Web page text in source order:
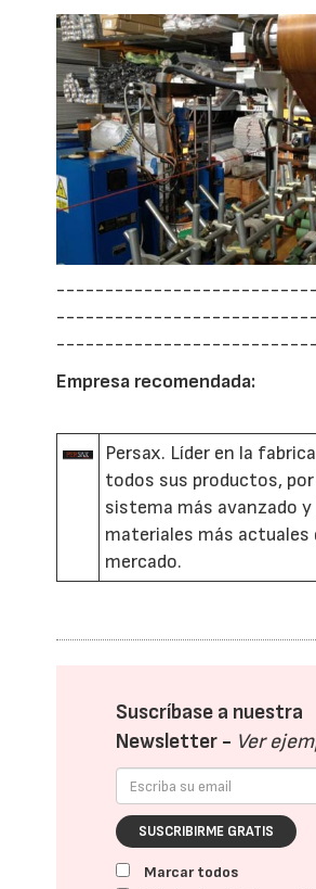
Empresa recomendada:
Persax. Líder en la
todos sus productos,
sistema más avanzado y
materiales más actuales
mercado.
Suscríbase a nuestra
Newsletter - Ver
SUSCRIBIRME GRATIS
Marcar todos